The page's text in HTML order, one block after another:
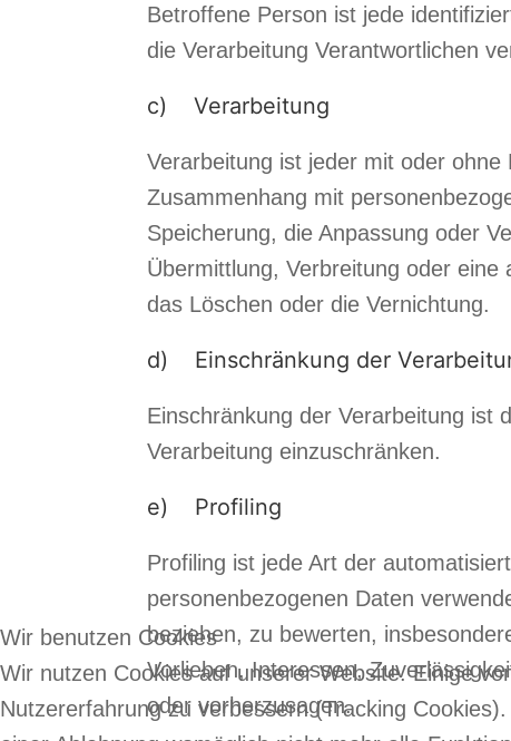
Betroffene Person ist jede
die Verarbeitung Verantwortlichen
c) Verarbeitung
Verarbeitung ist jeder mit oder
Zusammenhang mit
Speicherung, die Anpassung oder
Übermittlung, Verbreitung oder
das Löschen oder die Vernichtung.
d) Einschränkung der
Einschränkung der Verarbeitung ist
Verarbeitung einzuschränken.
e) Profiling
Profiling ist jede Art der
personenbezogenen Daten
beziehen, zu bewerten,
Vorlieben, Interessen,
oder vorherzusagen.
Wir benutzen Cookies
Wir nutzen Cookies auf unserer Website. Einige
Nutzererfahrung zu verbessern (Tracking